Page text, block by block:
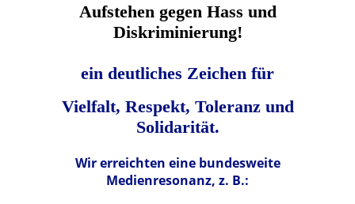
Aufstehen gegen Hass und
Diskriminierung!
ein deutliches Zeichen für
Vielfalt, Respekt, Toleranz und
Solidarität.
Wir erreichten eine bundesweite
Medienresonanz, z. B.: